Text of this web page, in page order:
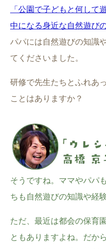
「公園で子どもと何して
中になる身近な自然遊び
パパには自然遊びの知識
てくださいました。
研修で先生たちとふれあ
ことはありますか？
そうですね。ママやパパ
ちも自然遊びの知識や経
ただ、最近は都会の保育
ともありますよね。だか